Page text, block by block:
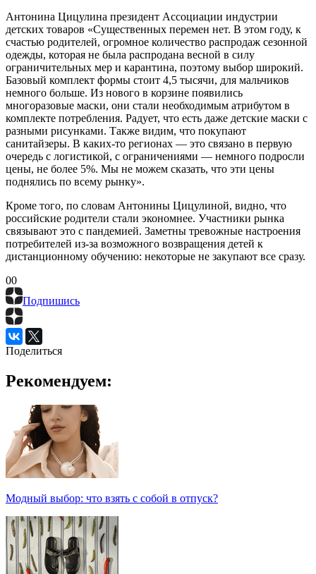
Антонина Цицулина президент Ассоциации индустрии
детских товаров «Существенных перемен нет. В этом году, к
счастью родителей, огромное количество распродаж сезонной
одежды, которая не была распродана весной в силу
ограничительных мер и карантина, поэтому выбор широкий.
Базовый комплект формы стоит 4,5 тысячи, для мальчиков
немного больше. Из нового в корзине появились
многоразовые маски, они стали необходимым атрибутом в
комплекте потребления. Радует, что есть даже детские маски с
разными рисунками. Также видим, что покупают
санитайзеры. В каких-то регионах — это связано в первую
очередь с логистикой, с ограничениями — немного подросли
цены, не более 5%. Мы не можем сказать, что эти цены
поднялись по всему рынку».
Кроме того, по словам Антонины Цицулиной, видно, что
российские родители стали экономнее. Участники рынка
связывают это с пандемией. Заметны тревожные настроения
потребителей из-за возможного возвращения детей к
дистанционному обучению: некоторые не закупают все сразу.
00
Подпишись
Поделиться
Рекомендуем:
Модный выбор: что взять с собой в отпуск?